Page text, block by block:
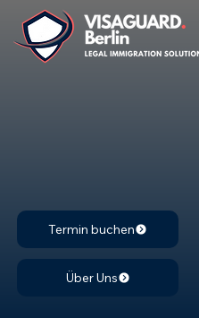
Termin buchen
Über Uns